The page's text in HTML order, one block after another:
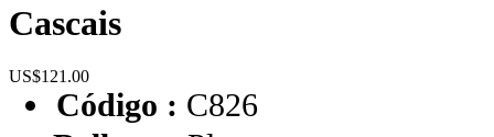
Cascais
US$121.00
Código : C826